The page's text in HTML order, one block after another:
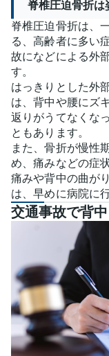
脊椎圧迫骨折は
脊椎圧迫骨折は、
る、高齢者に多い
故になどによる外
す。
はっきりとした外
は、背中や腰にズ
返りがうてなくな
ともあります。
また、骨折が慢性
め、痛みなどの症
痛みや背中の曲が
は、早めに病院に
交通事故で背